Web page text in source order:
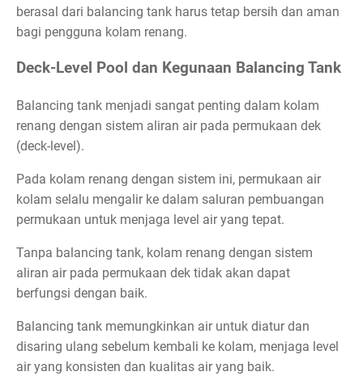
berasal dari balancing tank harus tetap bersih dan aman
bagi pengguna kolam renang.
Deck-Level Pool dan Kegunaan Balancing Tank
Balancing tank menjadi sangat penting dalam kolam
renang dengan sistem aliran air pada permukaan dek
(deck-level).
Pada kolam renang dengan sistem ini, permukaan air
kolam selalu mengalir ke dalam saluran pembuangan
permukaan untuk menjaga level air yang tepat.
Tanpa balancing tank, kolam renang dengan sistem
aliran air pada permukaan dek tidak akan dapat
berfungsi dengan baik.
Balancing tank memungkinkan air untuk diatur dan
disaring ulang sebelum kembali ke kolam, menjaga level
air yang konsisten dan kualitas air yang baik.